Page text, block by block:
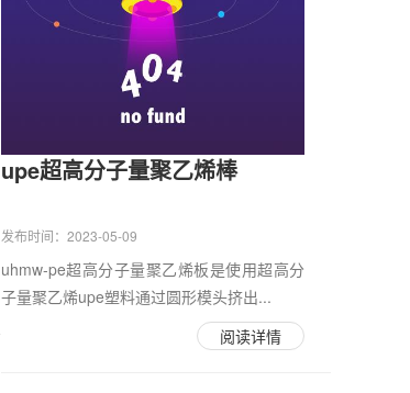
upe超高分子量聚乙烯棒
发布时间：2023-05-09
uhmw-pe超高分子量聚乙烯板是使用超高分
子量聚乙烯upe塑料通过圆形模头挤出...
阅读详情